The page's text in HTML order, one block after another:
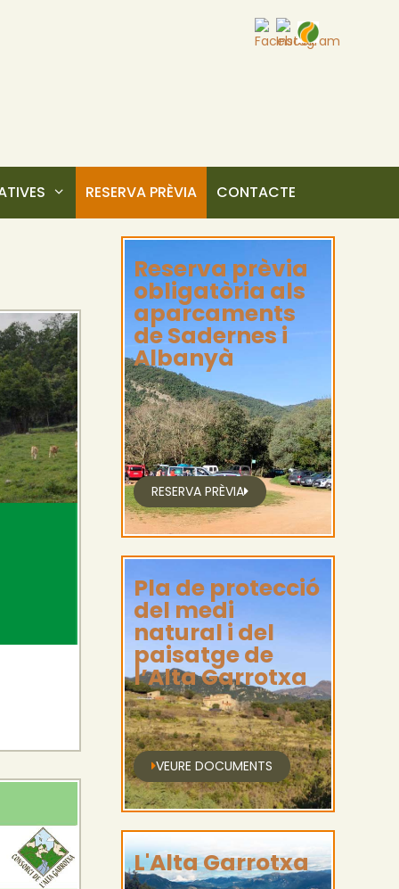
RESERVA PRÈVIA CONTACTE
Reserva prèvia
obligatòria als
aparcaments
de Sadernes i
Albanyà
RESERVA PRÈVIA
Pla de protecció
del medi
natural i del
paisatge de
l’Alta Garrotxa
VEURE DOCUMENTS
L'Alta Garrotxa